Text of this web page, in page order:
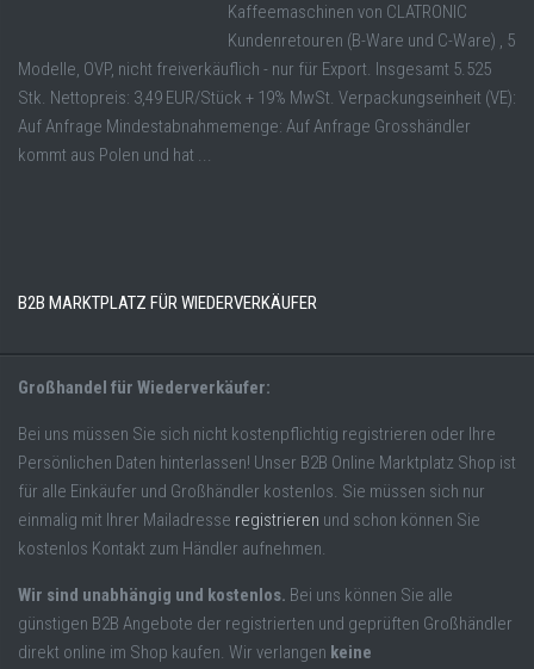
Kaffeemaschinen von CLATRONIC
Kundenretouren (B-Ware und C-Ware) , 5
Modelle, OVP, nicht freiverkäuflich - nur für Export. Insgesamt 5.525
Stk. Nettopreis: 3,49 EUR/Stück + 19% MwSt. Verpackungseinheit (VE):
Auf Anfrage Mindestabnahmemenge: Auf Anfrage Grosshändler
kommt aus Polen und hat ...
B2B MARKTPLATZ FÜR WIEDERVERKÄUFER
Großhandel für Wiederverkäufer:
Bei uns müssen Sie sich nicht kostenpflichtig registrieren oder Ihre
Persönlichen Daten hinterlassen! Unser B2B Online Marktplatz Shop ist
für alle Einkäufer und Großhändler kostenlos. Sie müssen sich nur
einmalig mit Ihrer Mailadresse registrieren und schon können Sie
kostenlos Kontakt zum Händler aufnehmen.
Wir sind unabhängig und kostenlos. Bei uns können Sie alle
günstigen B2B Angebote der registrierten und geprüften Großhändler
direkt online im Shop kaufen. Wir verlangen keine